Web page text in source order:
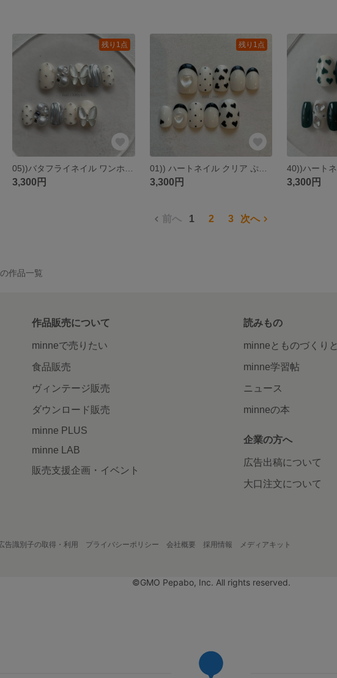
残り1点
3,300円
残り1点
3,300円 3,300円
前へ 1 2 3 次へ
の作品一覧
作品販売について
minneで売りたい
食品販売
ヴィンテージ販売
ダウンロード販売
minne PLUS
minne LAB
販売支援企画・イベント
読みもの
minneとものづくりと
minne学習帖
ニュース
minneの本
企業の方へ
広告出稿について
大口注文について
告識別子の取得・利用 プライバシーポリシー 会社概要 採用情報 メディアキット
©GMO Pepabo, Inc. All rights reserved.